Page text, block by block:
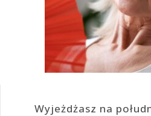
Wyjeżdżasz na